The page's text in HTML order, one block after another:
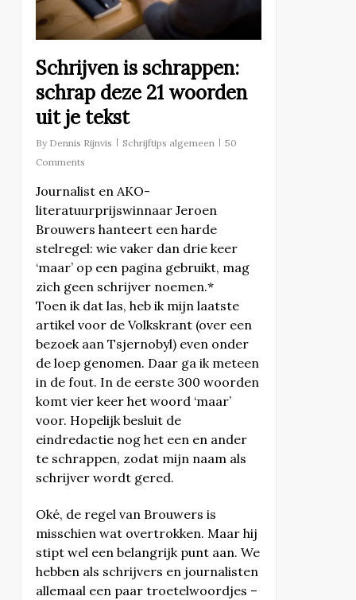
Schrijven is schrappen:
schrap deze 21 woorden
uit je tekst
By Dennis Rijnvis Schrijftips algemeen
50
Comments
Journalist en AKO-
literatuurprijswinnaar Jeroen
Brouwers hanteert een harde
stelregel: wie vaker dan drie keer
‘maar’ op een pagina gebruikt, mag
zich geen schrijver noemen.*
Toen ik dat las, heb ik mijn laatste
artikel voor de Volkskrant (over een
bezoek aan Tsjernobyl) even onder
de loep genomen. Daar ga ik meteen
in de fout. In de eerste 300 woorden
komt vier keer het woord ‘maar’
voor. Hopelijk besluit de
eindredactie nog het een en ander
te schrappen, zodat mijn naam als
schrijver wordt gered.
Oké, de regel van Brouwers is
misschien wat overtrokken. Maar hij
stipt wel een belangrijk punt aan. We
hebben als schrijvers en journalisten
allemaal een paar troetelwoordjes –